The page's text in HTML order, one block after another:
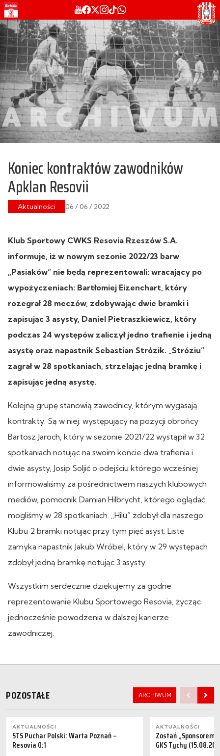
Koniec kontraktów zawodników
Apklan Resovii
Aktualności 06 / 06 / 2022
Klub Sportowy CWKS Resovia Rzeszów S.A.
informuje, iż w nowym sezonie 2022/23 barw
„Pasiaków” nie będą reprezentowali: wracający po
wypożyczeniach: Bartłomiej Eizenchart, który
rozegrał 28 meczów, zdobywając dwie bramki i
zapisując 3 asysty, Daniel Pietraszkiewicz, który
podczas 24 występów zaliczył jedno trafienie i jedną
asystę oraz napastnik Sebastian Strózik. „Stróziu”
zagrał w 28 spotkaniach, strzelając jedną bramkę i
zapisując jedną asystę.
Kolejną grupę stanowią zawodnicy, którym wygasają
kontrakty. Są w niej: występujący na pozycji obrońcy
Bartosz Jaroch, który w sezonie 2021/22 wystąpił w 32
spotkaniach notując na swoim koncie dwa trafienia i
dwie asysty, Josip Soljić o odejściu którego wcześniej
informowaliśmy za pośrednictwem naszych klubowych
mediów, pomocnik Damian Hilbrycht, którego oglądać
mogliśmy w 28 spotkaniach. „Hilu” zdobył dla naszego
Klubu 2 bramki notując przy tym pięć asyst. Listę
zamyka napastnik Jakub Wróbel, który w 29 występach
zdobył jedną bramkę notując 3 asysty.
Wszystkim serdecznie dziękujemy za godne
reprezentowanie Klubu Sportowego Resovia, życząc
jednocześnie powodzenia w dalszej karierze
zawodniczej.
POZOSTAŁE ARCHIWUM
AKTUALNOŚCI
STS Puchar Polski: Warta Poznań –
Resovia 0:1
AKTUALNOŚCI
Zostań „Sponsorem
GKS Tychy